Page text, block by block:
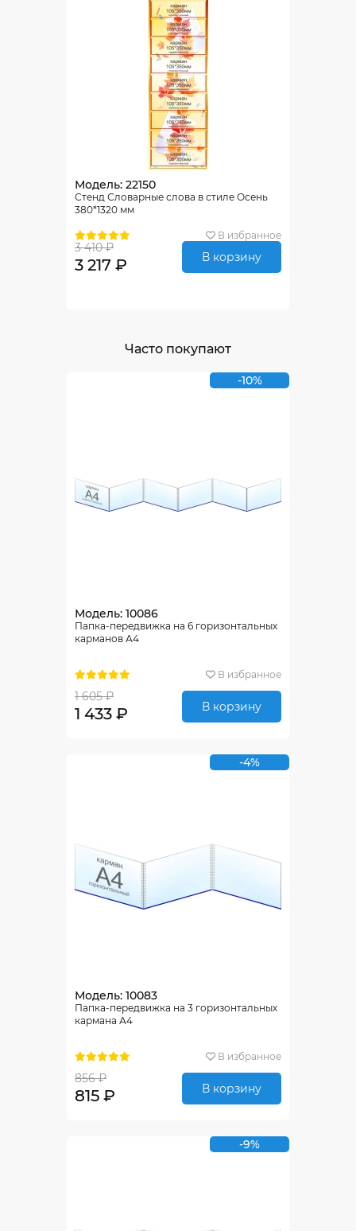
Модель: 22150
Стенд Словарные слова в стиле Осень
380*1320 мм
В избранное
3 410 ₽
3 217 ₽ В корзину
Часто покупают
-10%
Модель: 10086
Папка-передвижка на 6 горизонтальных
карманов А4
В избранное
1 605 ₽
1 433 ₽ В корзину
-4%
Модель: 10083
Папка-передвижка на 3 горизонтальных
кармана А4
В избранное
856 ₽
815 ₽ В корзину
-9%